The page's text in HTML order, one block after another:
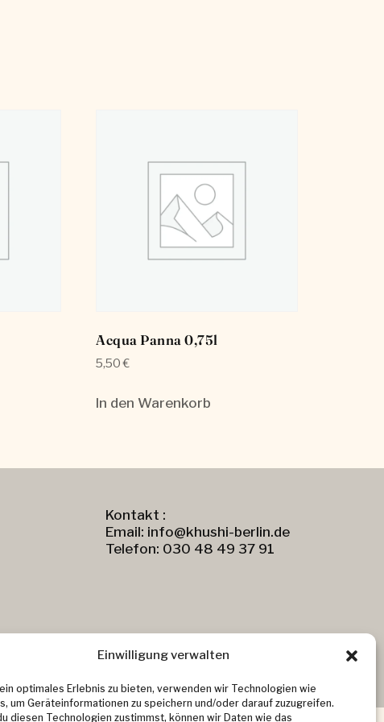
Einwilligung verwalten
optimales Erlebnis zu bieten, verwenden wir Technologien wie
um Geräteinformationen zu speichern und/oder darauf zuzugreifen.
diesen Technologien zustimmst, können wir Daten wie das
Acqua Panna 0,75l
5,50€
In den Warenkorb
Kontakt :
Email: info@khushi-berlin.de
Telefon: 030 48 49 37 91